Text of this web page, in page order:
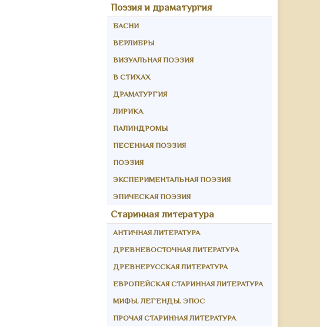
Поэзия и драматургия
БАСНИ
ВЕРЛИБРЫ
ВИЗУАЛЬНАЯ ПОЭЗИЯ
В СТИХАХ
ДРАМАТУРГИЯ
ЛИРИКА
ПАЛИНДРОМЫ
ПЕСЕННАЯ ПОЭЗИЯ
ПОЭЗИЯ
ЭКСПЕРИМЕНТАЛЬНАЯ ПОЭЗИЯ
ЭПИЧЕСКАЯ ПОЭЗИЯ
Старинная литература
АНТИЧНАЯ ЛИТЕРАТУРА
ДРЕВНЕВОСТОЧНАЯ ЛИТЕРАТУРА
ДРЕВНЕРУССКАЯ ЛИТЕРАТУРА
ЕВРОПЕЙСКАЯ СТАРИННАЯ ЛИТЕРАТУРА
МИФЫ. ЛЕГЕНДЫ. ЭПОС
ПРОЧАЯ СТАРИННАЯ ЛИТЕРАТУРА